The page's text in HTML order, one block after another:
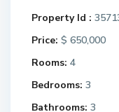
Property Id :
Price: $ 650,000
Rooms: 4
Bedrooms: 3
Bathrooms: 3